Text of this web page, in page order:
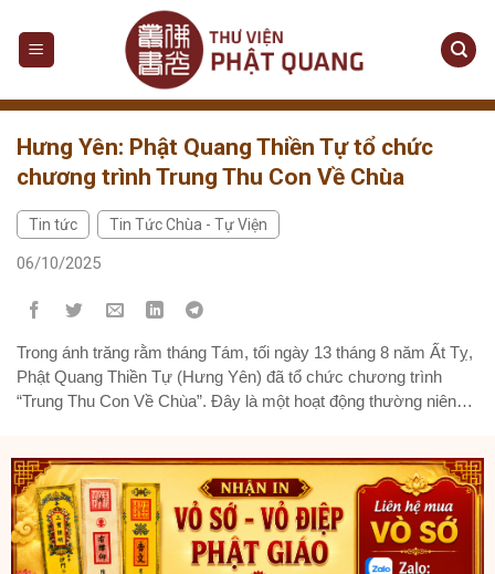
content
Hưng Yên: Phật Quang Thiền Tự tổ chức
chương trình Trung Thu Con Về Chùa
Tin tức Tin Tức Chùa - Tự Viện
06/10/2025
Trong ánh trăng rằm tháng Tám, tối ngày 13 tháng 8 năm Ất Tỵ,
Phật Quang Thiền Tự (Hưng Yên) đã tổ chức chương trình
“Trung Thu Con Về Chùa”. Đây là một hoạt động thường niên